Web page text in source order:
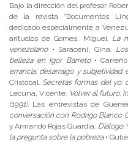
Bajo la dirección del profesor
de la revista “Documentos
dedicado especialmente a
arituclos de Gomes, Miguel. La
venezolano • Saraceni, Gina.
belleza en Igor Barreto •
errancia: desarraigo y subjetividad
Cristóbal. Secretas formas del yo:
Lecuna, Vicente. Volver al futuro.
(1991). Las entrevistas de
conversación con Rodrigo Blanco
y Armando Rojas Guardia. Diálogo.
la pregunta sobre la pobreza•